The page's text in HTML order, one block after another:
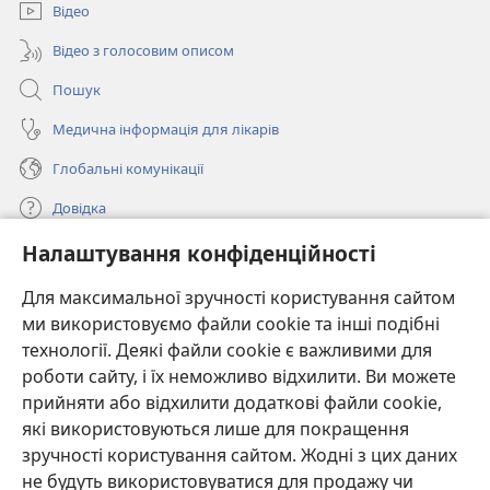
Налаштування конфіденційності
Для максимальної зручності користування сайтом
ми використовуємо файли cookie та інші подібні
технології. Деякі файли cookie є важливими для
роботи сайту, і їх неможливо відхилити. Ви можете
прийняти або відхилити додаткові файли cookie,
які використовуються лише для покращення
зручності користування сайтом. Жодні з цих даних
не будуть використовуватися для продажу чи
вікні) Відео
Відео з голосовим описом
Пошук
Медична інформація для лікарів
Глобальні комунікації
Довідка
Пожертви
(відкривається
у
новому
вікні)
ОНЛАЙН-БІБЛІОТЕКА Товариства «Вартова башта»™
(відкривається
у
новому
вікні)
JW Hub ®
(відкривається
у
новомуJW Library
Watchtower Library